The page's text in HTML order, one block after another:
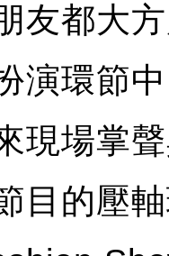
友都大
演環節
現場掌
目的壓